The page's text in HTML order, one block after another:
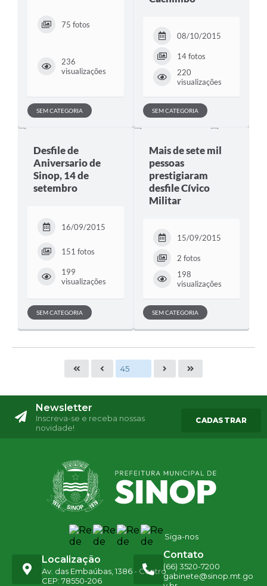
75 fotos
236
visualizações
SEM CATEGORIA
08/10/2015
14 fotos
220
visualizações
SEM CATEGORIA
Desfile de
Aniversario de
Sinop, 14 de
setembro
16/09/2015
151 fotos
199
visualizações
SEM CATEGORIA
Mais de sete mil
pessoas
prestigiaram
desfile Cívico
Militar
15/09/2015
2 fotos
198
visualizações
SEM CATEGORIA
Newsletter
Inscreva-se e receba nossas
novidade!
CADASTRAR
Siga-nos
Localização
Av. das Embaúbas, 1386 - Centro
CEP: 78550-206
Contato
(66) 3520-7200
gabinete@sinop.mt.go